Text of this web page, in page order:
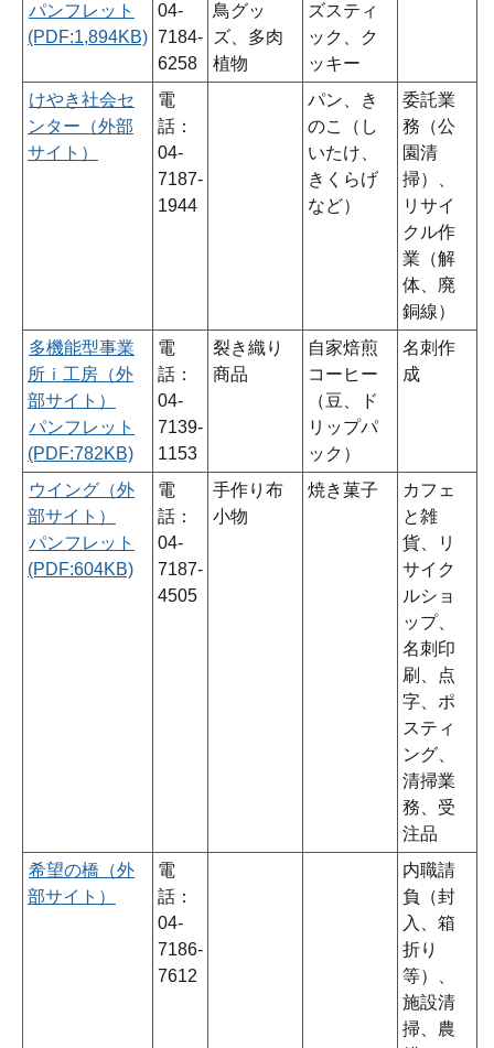
パンフレット
(PDF:1,894KB)
04-
7184-
6258
鳥グッ
ズ、多肉
植物
ズスティ
ック、ク
ッキー
けやき社会セ
ンター（外部
サイト）
電
話：
04-
7187-
1944
パン、き
のこ（し
いたけ、
きくらげ
など）
委託業
務（公
園清
掃）、
リサイ
クル作
業（解
体、廃
銅線）
多機能型事業
所ｉ工房（外
部サイト）
パンフレット
(PDF:782KB)
電
話：
04-
7139-
1153
裂き織り
商品
自家焙煎
コーヒー
（豆、ド
リップパ
ック）
名刺作
成
ウイング（外
部サイト）
パンフレット
(PDF:604KB)
電
話：
04-
7187-
4505
手作り布
小物
焼き菓子
カフェ
と雑
貨、リ
サイク
ルショ
ップ、
名刺印
刷、点
字、ポ
スティ
ング、
清掃業
務、受
注品
希望の橋（外
部サイト）
電
話：
04-
7186-
7612
内職請
負（封
入、箱
折り
等）、
施設清
掃、農